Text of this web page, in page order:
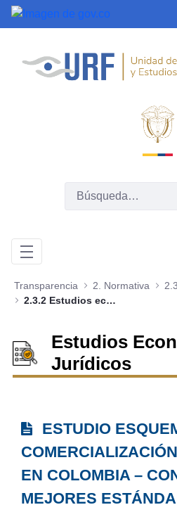
Saltar al contenido principal
Transparencia 2. Normativa
2.3.2 Estudios económicos y jurídicos
Estudios
Jurídicos
ESTUDIO
EN COLOMBIA –
MEJORES